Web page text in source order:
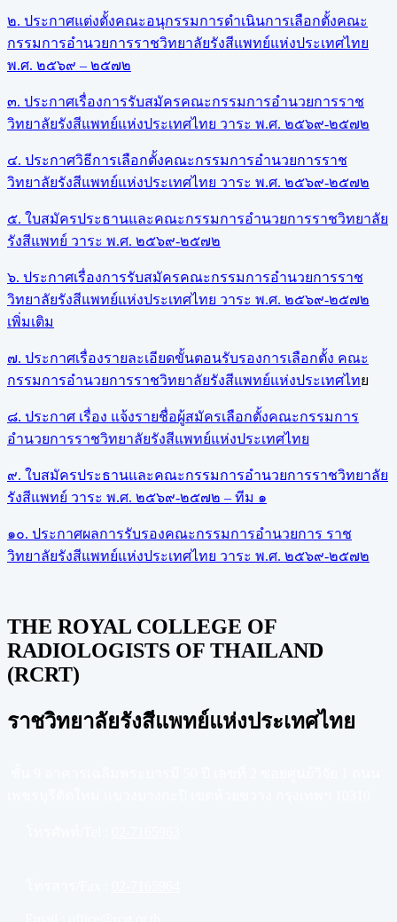
๒. ประกาศแต่งตั้งคณะอนุกรรมการดำเนินการเลือกตั้งคณะ
กรรมการอำนวยการราชวิทยาลัยรังสีแพทย์แห่งประเทศไทย
พ.ศ. ๒๕๖๙ – ๒๕๗๒
๓. ประกาศเรื่องการรับสมัครคณะกรรมการอำนวยการราช
วิทยาลัยรังสีแพทย์แห่งประเทศไทย วาระ พ.ศ. ๒๕๖๙-๒๕๗๒
๔. ประกาศวิธีการเลือกตั้งคณะกรรมการอำนวยการราช
วิทยาลัยรังสีแพทย์แห่งประเทศไทย วาระ พ.ศ. ๒๕๖๙-๒๕๗๒
๕. ใบสมัครประธานและคณะกรรมการอำนวยการราชวิทยาลัย
รังสีแพทย์ วาระ พ.ศ. ๒๕๖๙-๒๕๗๒
๖. ประกาศเรื่องการรับสมัครคณะกรรมการอำนวยการราช
วิทยาลัยรังสีแพทย์แห่งประเทศไทย วาระ พ.ศ. ๒๕๖๙-๒๕๗๒
เพิ่มเติม
๗. ประกาศเรื่องรายละเอียดขั้นตอนรับรองการเลือกตั้ง คณะ
กรรมการอำนวยการราชวิทยาลัยรังสีแพทย์แห่งประเทศไทย
๘. ประกาศ เรื่อง แจ้งรายชื่อผู้สมัครเลือกตั้งคณะกรรมการ
อำนวยการราชวิทยาลัยรังสีแพทย์แห่งประเทศไทย
๙. ใบสมัครประธานและคณะกรรมการอำนวยการราชวิทยาลัย
รังสีแพทย์ วาระ พ.ศ. ๒๕๖๙-๒๕๗๒ – ทีม ๑
๑๐. ประกาศผลการรับรองคณะกรรมการอำนวยการ ราช
วิทยาลัยรังสีแพทย์แห่งประเทศไทย วาระ พ.ศ. ๒๕๖๙-๒๕๗๒
THE ROYAL COLLEGE OF
RADIOLOGISTS OF THAILAND
(RCRT)
ราชวิทยาลัยรังสีแพทย์แห่งประเทศไทย